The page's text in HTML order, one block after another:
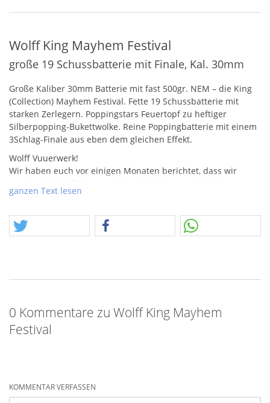
Wolff King Mayhem Festival
große 19 Schussbatterie mit Finale, Kal. 30mm
Große Kaliber 30mm Batterie mit fast 500gr. NEM – die King
(Collection) Mayhem Festival. Fette 19 Schussbatterie mit
starken Zerlegern. Poppingstars Feuertopf zu heftiger
Silberpopping-Bukettwolke. Reine Poppingbatterie mit einem
3Schlag-Finale aus eben dem gleichen Effekt.
Wolff Vuuerwerk!
Wir haben euch vor einigen Monaten berichtet, dass wir
regulär bei Wolff Vuurwerk bestellt haben und Ihr hier
einiges erwarten könnt. Heute ist es soweit! Wir hatten immer
Posten bekommen und die Artikel erschienen uns
interessant. Das Logo hatte uns schon im Sturm erobert,
verteufeln? Aber das ist eine philosophische Diskussion,
ganzen Text lesen
0 Kommentare zu Wolff King Mayhem
Festival
KOMMENTAR VERFASSEN